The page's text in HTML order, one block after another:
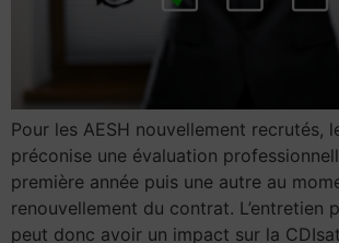
Pour les AESH nouvellement recrutés,
préconise une évaluation
première année puis une autre au
renouvellement du contrat. L’entretien
peut donc avoir un impact sur la